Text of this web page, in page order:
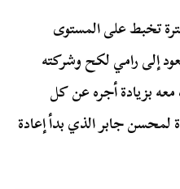
تخبط على المستوى
إلى رامي لكح وشركته
بزيادة أجره عن كل
جابر الذي بدأ إعادة